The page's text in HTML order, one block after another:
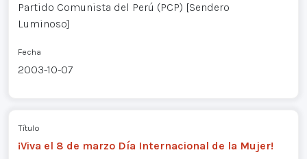
Partido Comunista del Perú (PCP) [Sendero
Luminoso]
Fecha
2003-10-07
Título
¡Viva el 8 de marzo Día Internacional de la Mujer!